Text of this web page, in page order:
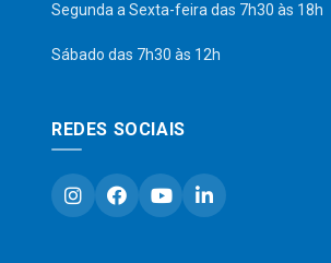
Segunda a Sexta-feira das 7h30 às 18h
Sábado das 7h30 às 12h
REDES SOCIAIS